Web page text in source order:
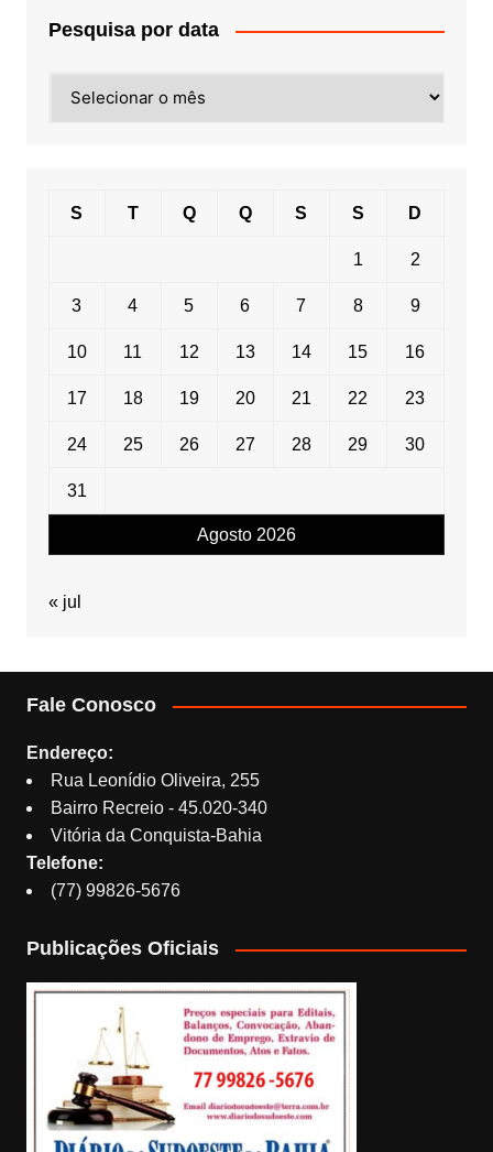
Pesquisa por data
por
Agosto 2026
S T Q Q S S D
1 2
3 4 5 6 7 8 9
10 11 12 13 14 15 16
17 18 19 20 21 22 23
24 25 26 27 28 29 30
31
« jul
Fale Conosco
Endereço:
Rua Leonídio Oliveira, 255
Bairro Recreio - 45.020-340
Vitória da Conquista-Bahia
Telefone:
(77) 99826-5676
Publicações Oficiais